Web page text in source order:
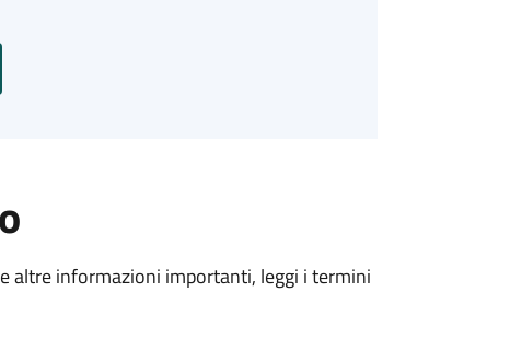
altre informazioni importanti, leggi i termini